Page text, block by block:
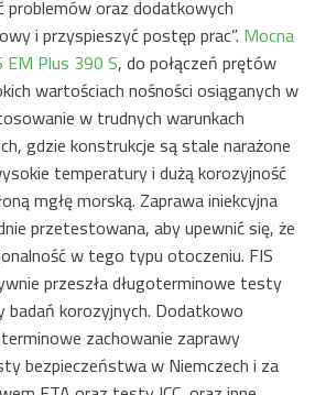
problemów oraz dodatkowych
i przyspieszyć postęp prac”. Mocna
EM Plus 390 S, do połączeń prętów
wartościach nośności osiąganych w
w trudnych warunkach
gdzie konstrukcje są stale narażone
temperatury i dużą korozyjność
mgłę morską. Zaprawa iniekcyjna
przetestowana, aby upewnić się, że
w tego typu otoczeniu. FIS
przeszła długoterminowe testy
korozyjnych. Dodatkowo
zachowanie zaprawy
bezpieczeństwa w Niemczech i za